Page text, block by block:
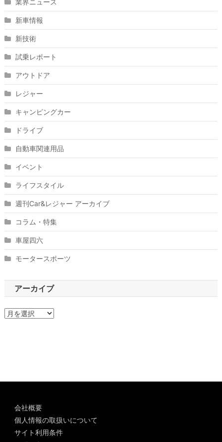
新車情報
新技術
試乗レポート
アウトドア
レジャー
キャンピングカー
ドライブ
自動車関連用品
イベント
ライフスタイル
週刊Car&レジャー アーカイブ
コラム・特集
車屋四六
モータースポーツ
アーカイブ
ア
会社概要
個人情報の取扱いについて
サイト利用条件